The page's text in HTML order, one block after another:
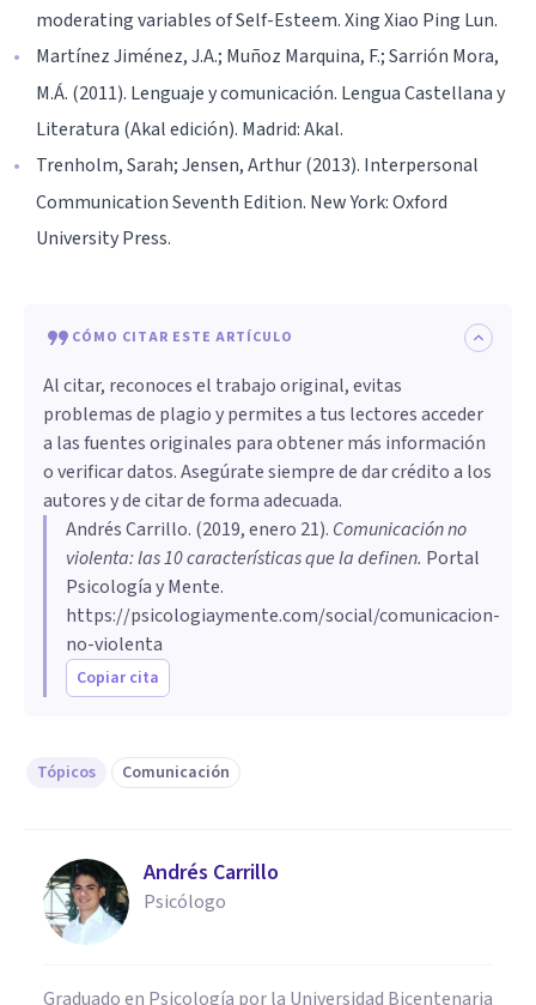
moderating variables of Self-Esteem. Xing Xiao Ping Lun.
Martínez Jiménez, J.A.; Muñoz Marquina, F.; Sarrión Mora,
M.Á. (2011). Lenguaje y comunicación. Lengua Castellana y
Literatura (Akal edición). Madrid: Akal.
Trenholm, Sarah; Jensen, Arthur (2013). Interpersonal
Communication Seventh Edition. New York: Oxford
University Press.
CÓMO CITAR ESTE ARTÍCULO
Al citar, reconoces el trabajo original, evitas
problemas de plagio y permites a tus lectores acceder
a las fuentes originales para obtener más información
o verificar datos. Asegúrate siempre de dar crédito a los
autores y de citar de forma adecuada.
Andrés Carrillo. (2019, enero 21). Comunicación no
violenta: las 10 características que la definen. Portal
Psicología y Mente.
https://psicologiaymente.com/social/comunicacion-
no-violenta
Copiar cita
Tópicos Comunicación
Andrés Carrillo
Psicólogo
Graduado en Psicología por la Universidad Bicentenaria